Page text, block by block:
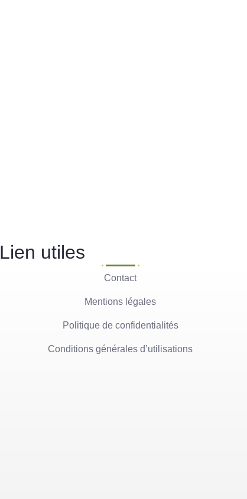
Lien utiles
Contact
Mentions légales
Politique de confidentialités
Conditions générales d’utilisations